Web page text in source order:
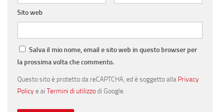
Sito web
Salva il mio nome, email e sito web in questo browser per
la prossima volta che commento.
Questo sito è protetto da reCAPTCHA, ed è soggetto alla Privacy
Policye ai Termini di utilizzodi Google.